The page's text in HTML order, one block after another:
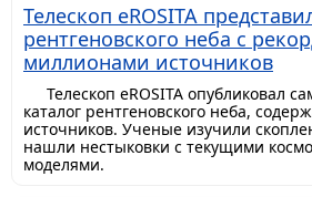
Телескоп eROSITA
рентгеновского неба с
миллионами источников
Телескоп eROSITA опубликовал
каталог рентгеновского неба,
источников. Ученые изучили
нашли нестыковки с текущими
моделями.